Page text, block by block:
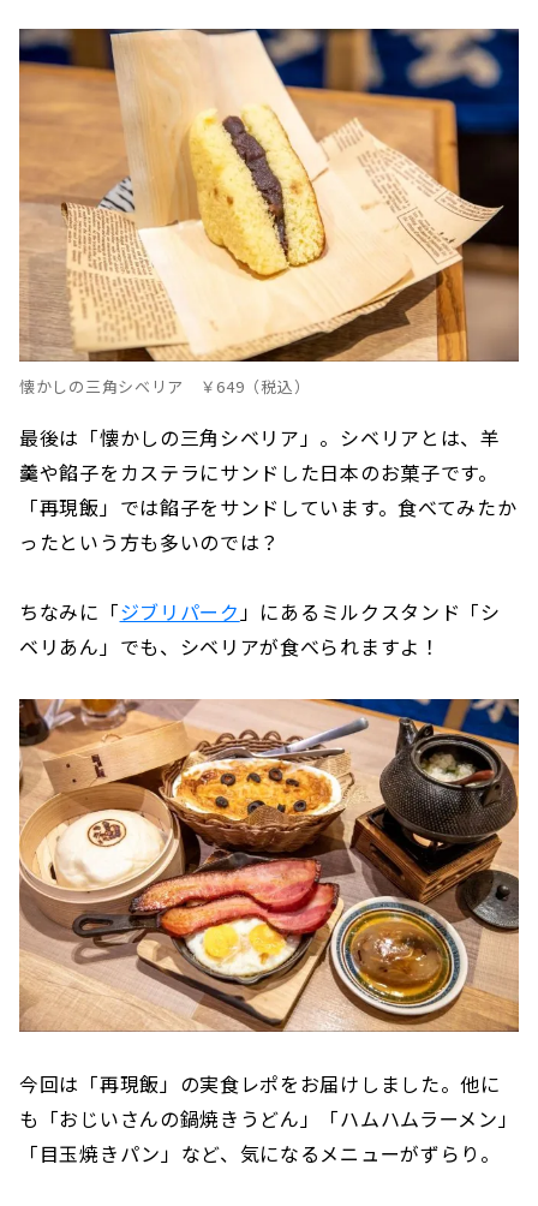
懐かしの三角シベリア ￥649（税込）
最後は「懐かしの三角シベリア」。シベリアとは、羊
羹や餡子をカステラにサンドした日本のお菓子です。
「再現飯」では餡子をサンドしています。食べてみたか
ったという方も多いのでは？
ちなみに「ジブリパーク 」にあるミルクスタンド「シ
ベリあん」でも、シベリアが食べられますよ！
今回は「再現飯」の実食レポをお届けしました。他に
も「おじいさんの鍋焼きうどん」「ハムハムラーメン」
「目玉焼きパン」など、気になるメニューがずらり。